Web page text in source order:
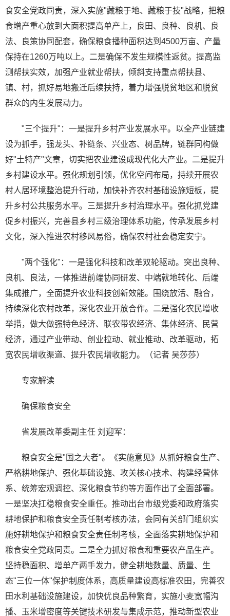
食安全党政同责，深入实施"藏粮于地、藏粮于技"战略，把粮
食增产重心放到大面积提高单产上，良田、良种、良机、良
法、良策协同配套，确保粮食播种面积达到4500万亩、产量
保持在1260万吨以上。二是确保不发生规模性返贫。提高监
测帮扶实效，加强产业就业帮扶，倾斜支持重点帮扶县、
镇、村，抓好易地搬迁后续扶持，着力增强脱贫地区和脱贫
群众的内生发展动力。
"三个提升"：一是提升乡村产业发展水平。以全产业链建
设为抓手，强龙头、补链条、兴业态、树品牌，链群同构做
好"土特产"文章，切实把农业建设成现代化大产业。二是提升
乡村建设水平。强化规划引领，优化空间布局，持续开展农
村人居环境整治提升行动，加快补齐农村基础设施短板，提
升乡村公共服务水平。三是提升乡村治理水平。强化抓党建
促乡村振兴，完善县乡村三级治理体系功能，传承发展乡村
文化，深入推进农村移风易俗，确保农村社会稳定安宁。
"两个强化"：一是强化科技和改革双轮驱动。突出良种、
良机、良法，一体推进前端协同研发、中端就地转化、后端
集成推广，全面提升农业科技创新效能。围绕放活、融合，
持续深化农村改革，深化农业开放合作。二是强化农民增收
举措，做大做强特色经济、联农带农经济、集体经济、民营
经济，通过产业带动、创业拉动、就业推动、改革驱动，拓
宽农民增收渠道、提升农民增收能力。（记者 吴莎莎）
专家解读
确保粮食安全
省发展改革委副主任 刘迎军：
粮食安全是"国之大者"。《实施意见》从抓好粮食生产、
严格耕地保护、强化基础设施、攻关核心技术、构建经营体
系、统筹宏观调控、深化粮食节约等方面作出了全面部署。
一是坚决扛稳粮食安全重任。推动出台市级党委和政府落实
耕地保护和粮食安全责任制考核办法，会同有关部门组织实
施好耕地保护和粮食安全责任制考核，全面落实耕地保护和
粮食安全党政同责。二是全力抓好粮食和重要农产品生产。
坚持稳面积、增单产两手发力，健全耕地数量、质量、生
态"三位一体"保护制度体系，高质量建设高标准农田，完善农
田水利基础设施建设，加快优良品种繁育，实施小麦宽幅沟
播、玉米增密度等关键技术研发与集成示范，推动新型农业